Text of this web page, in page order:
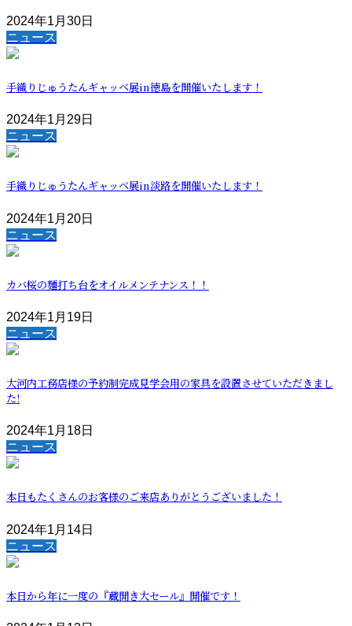
2024年1月30日
ニュース
手織りじゅうたんギャッベ展in徳島を開催いたします！
2024年1月29日
ニュース
手織りじゅうたんギャッベ展in淡路を開催いたします！
2024年1月20日
ニュース
カバ桜の麵打ち台をオイルメンテナンス！！
2024年1月19日
ニュース
大河内工務店様の予約制完成見学会用の家具を設置させていただきまし
た!
2024年1月18日
ニュース
本日もたくさんのお客様のご来店ありがとうございました！
2024年1月14日
ニュース
本日から年に一度の『蔵開き大セール』開催です！